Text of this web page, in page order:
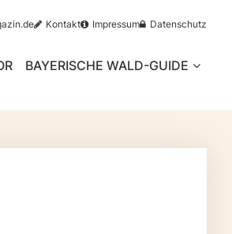
Kontakt Impressum Datenschutz
BAYERISCHE WALD-GUIDE